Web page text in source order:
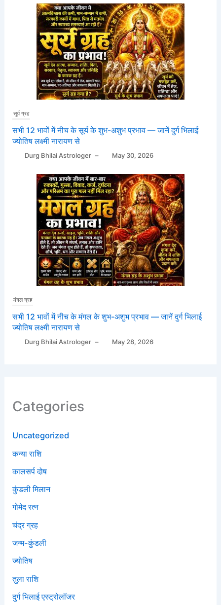
सूर्य ग्रह
सभी 12 भावों में नीच के सूर्य के शुभ-अशुभ प्रभाव — जानें दुर्ग भिलाई
ज्योतिष लक्ष्मी नारायण से
Durg Bhilai Astrologer – May 30, 2026
मंगल ग्रह
सभी 12 भावों में नीच के मंगल के शुभ-अशुभ प्रभाव — जानें दुर्ग भिलाई
ज्योतिष लक्ष्मी नारायण से
Durg Bhilai Astrologer – May 28, 2026
Categories
Uncategorized
कन्या राशि
कालसर्प दोष
कुंडली मिलान
गोमेद रत्न
चंद्र ग्रह
जन्म-कुंडली
ज्योतिष
तुला राशि
दुर्ग भिलाई एस्ट्रोलॉजर